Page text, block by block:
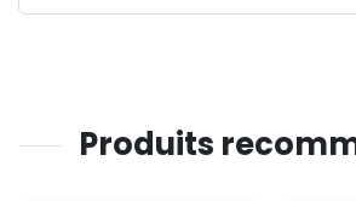
Produits